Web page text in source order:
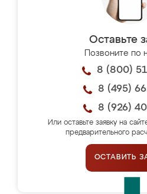
Оставьте
Позвоните по
8 (800)
8 (495)
8 (926)
Или оставьте заявку на
предварительного
ОСТАВИТЬ